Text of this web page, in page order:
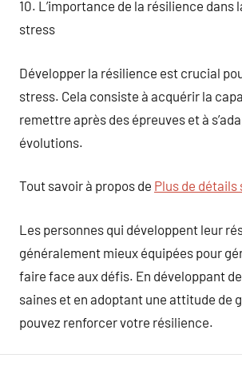
10. L’importance de la résilience dans
stress
Développer la résilience est crucial
stress. Cela consiste à acquérir la
remettre après des épreuves et à
évolutions.
Tout savoir à propos de Plus de détails
Les personnes qui développent leur
généralement mieux équipées pour
faire face aux défis. En développant
saines et en adoptant une attitude de
pouvez renforcer votre résilience.